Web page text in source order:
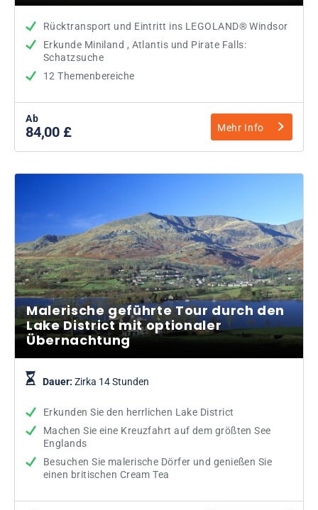
Rücktransport und Eintritt ins LEGOLAND® Windsor
Erkunde Miniland , Atlantis und Pirate Falls:
Schatzsuche
12 Themenbereiche
Ab
84,00 £ Mehr Info
Malerische geführte Tour durch den
Lake District mit optionaler
Übernachtung
Dauer: Zirka 14 Stunden
Erkunden Sie den herrlichen Lake District
Machen Sie eine Kreuzfahrt auf dem größten See
Englands
Besuchen Sie malerische Dörfer und genießen Sie
einen britischen Cream Tea